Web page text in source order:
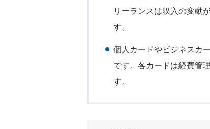
リーランスは収入の変動
す。
個人カードやビジネスカ
です。各カードは経費管
す。